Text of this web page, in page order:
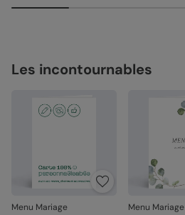
faire 100% français.
Les incontournables
Menu Mariage Menu Mariage